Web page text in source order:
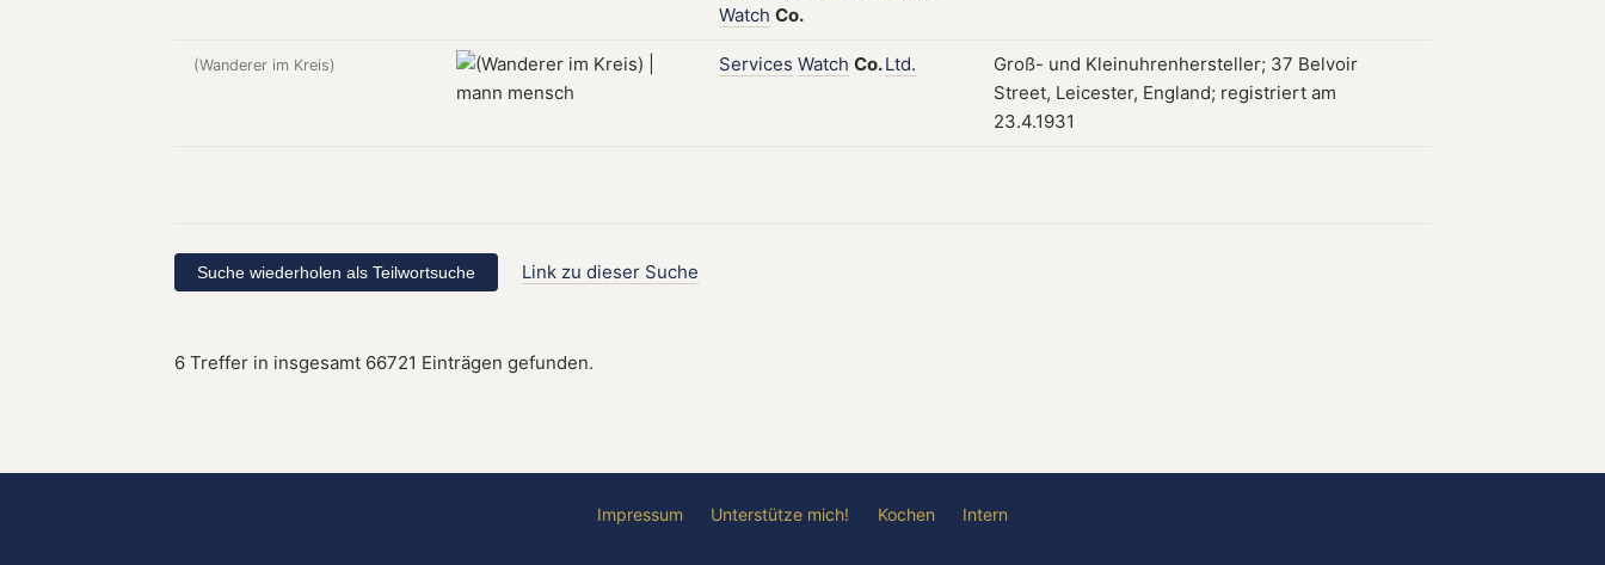
Watch Co.
(Wanderer im Kreis) Services Watch Co.Ltd.
Groß- und Kleinuhrenhersteller; 37 Belvoir
Street, Leicester, England; registriert am
23.4.1931
Link zu dieser Suche
6 Treffer in insgesamt 66721 Einträgen gefunden.
Impressum Unterstütze mich! Kochen Intern